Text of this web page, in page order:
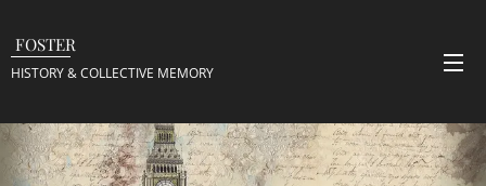
FOSTER
HISTORY & COLLECTIVE MEMORY